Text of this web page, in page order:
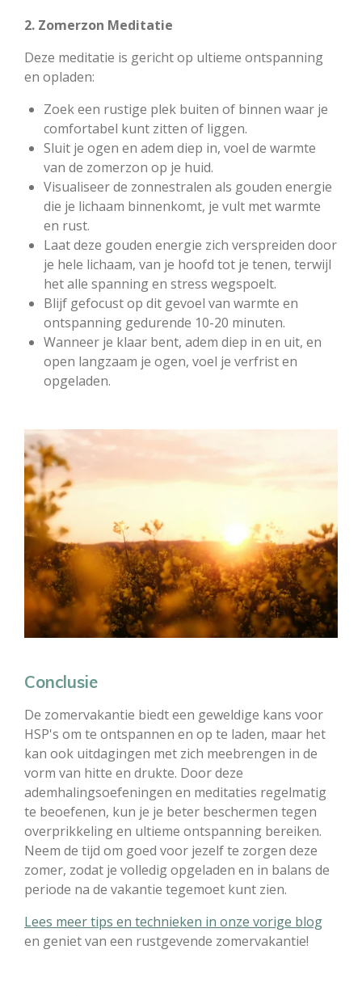
2. Zomerzon Meditatie
Deze meditatie is gericht op ultieme ontspanning
en opladen:
Zoek een rustige plek buiten of binnen waar je
comfortabel kunt zitten of liggen.
Sluit je ogen en adem diep in, voel de warmte
van de zomerzon op je huid.
Visualiseer de zonnestralen als gouden energie
die je lichaam binnenkomt, je vult met warmte
en rust.
Laat deze gouden energie zich verspreiden door
je hele lichaam, van je hoofd tot je tenen, terwijl
het alle spanning en stress wegspoelt.
Blijf gefocust op dit gevoel van warmte en
ontspanning gedurende 10-20 minuten.
Wanneer je klaar bent, adem diep in en uit, en
open langzaam je ogen, voel je verfrist en
opgeladen.
Conclusie
De zomervakantie biedt een geweldige kans voor
HSP's om te ontspannen en op te laden, maar het
kan ook uitdagingen met zich meebrengen in de
vorm van hitte en drukte. Door deze
ademhalingsoefeningen en meditaties regelmatig
te beoefenen, kun je je beter beschermen tegen
overprikkeling en ultieme ontspanning bereiken.
Neem de tijd om goed voor jezelf te zorgen deze
zomer, zodat je volledig opgeladen en in balans de
periode na de vakantie tegemoet kunt zien.
Lees meer tips en technieken in onze vorige blog
en geniet van een rustgevende zomervakantie!